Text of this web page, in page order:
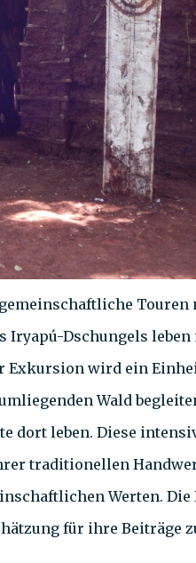
Touren
Dschungels
Exkursion wird ein
Wald
dort leben. Diese
traditionellen
Werten.
für ihre Beiträge